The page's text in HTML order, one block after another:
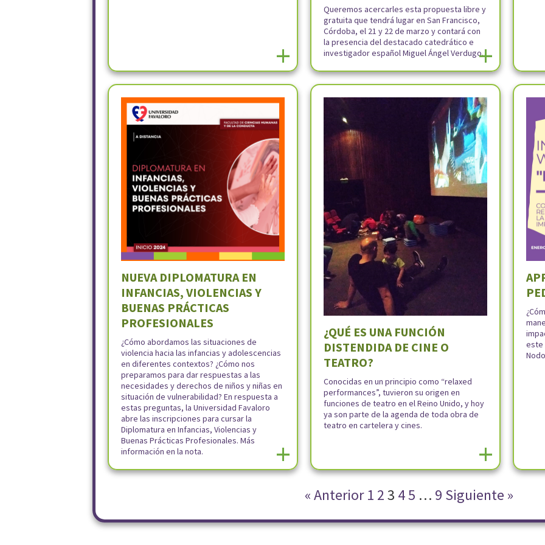
+
Queremos acercarles esta propuesta libre y
gratuita que tendrá lugar en San Francisco,
Córdoba, el 21 y 22 de marzo y contará con
la presencia del destacado catedrático e
investigador español Miguel Ángel Verdugo.+
NUEVA DIPLOMATURA EN
INFANCIAS, VIOLENCIAS Y
BUENAS PRÁCTICAS
PROFESIONALES
¿Cómo abordamos las situaciones de
violencia hacia las infancias y adolescencias
en diferentes contextos? ¿Cómo nos
preparamos para dar respuestas a las
necesidades y derechos de niños y niñas en
situación de vulnerabilidad? En respuesta a
estas preguntas, la Universidad Favaloro
abre las inscripciones para cursar la
Diplomatura en Infancias, Violencias y
Buenas Prácticas Profesionales. Más
información en la nota.
+
¿QUÉ ES UNA FUNCIÓN
DISTENDIDA DE CINE O
TEATRO?
Conocidas en un principio como “relaxed
performances”, tuvieron su origen en
funciones de teatro en el Reino Unido, y hoy
ya son parte de la agenda de toda obra de
teatro en cartelera y cines.
+
este
« Anterior 1 23 45 … 9 Siguiente »